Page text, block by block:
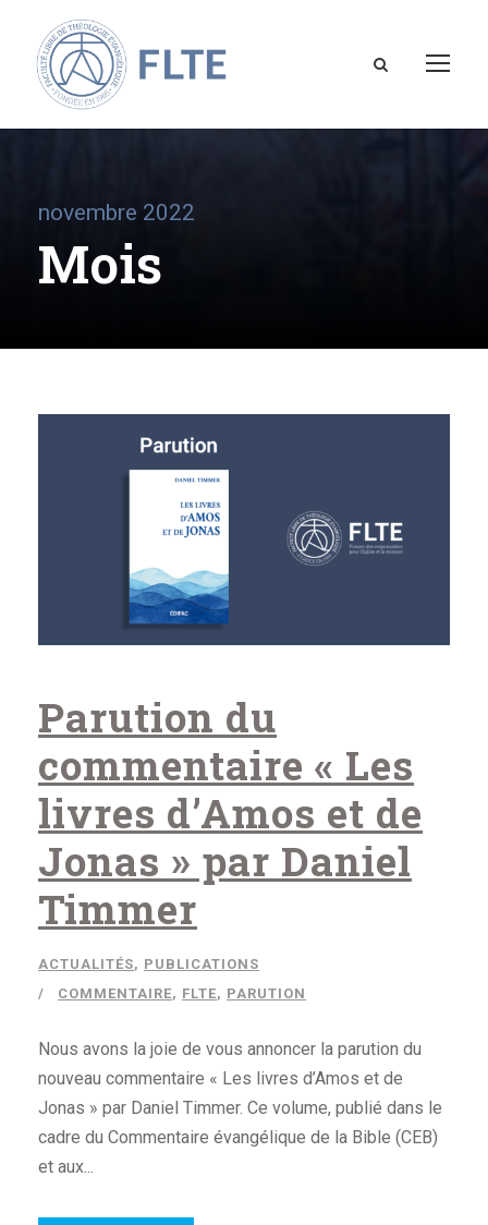
novembre 2022
Mois
Parution du
commentaire « Les
livres d’Amos et de
Jonas » par Daniel
Timmer
ACTUALITÉS, PUBLICATIONS
COMMENTAIRE, FLTE, PARUTION
Nous avons la joie de vous annoncer la parution du
nouveau commentaire « Les livres d’Amos et de
Jonas » par Daniel Timmer. Ce volume, publié dans le
cadre du Commentaire évangélique de la Bible (CEB)
et aux...